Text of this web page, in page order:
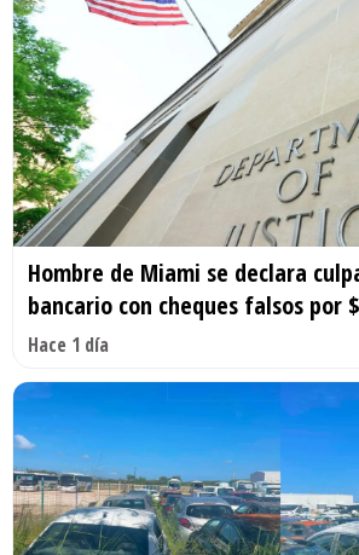
Hombre de Miami se declara
bancario con cheques falsos por
Hace 1 día